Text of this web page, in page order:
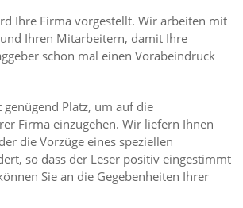
Ihre Firma vorgestellt. Wir arbeiten mit
Ihren Mitarbeitern, damit Ihre
schon mal einen Vorabeindruck
Platz, um auf die
Firma einzugehen. Wir liefern Ihnen
die Vorzüge eines speziellen
so dass der Leser positiv eingestimmt
Sie an die Gegebenheiten Ihrer